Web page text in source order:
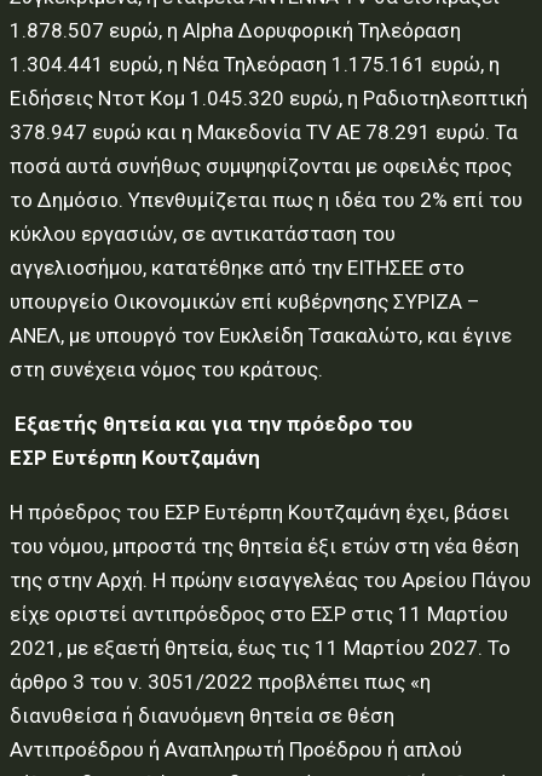
1.878.507 ευρώ, η Alpha Δορυφορική Τηλεόραση
1.304.441 ευρώ, η Νέα Τηλεόραση 1.175.161 ευρώ, η
Ειδήσεις Ντοτ Κομ 1.045.320 ευρώ, η Ραδιοτηλεοπτική
378.947 ευρώ και η Μακεδονία TV ΑΕ 78.291 ευρώ. Τα
ποσά αυτά συνήθως συμψηφίζονται με οφειλές προς
το Δημόσιο. Υπενθυμίζεται πως η ιδέα του 2% επί του
κύκλου εργασιών, σε αντικατάσταση του
αγγελιοσήμου, κατατέθηκε από την ΕΙΤΗΣΕΕ στο
υπουργείο Οικονομικών επί κυβέρνησης ΣΥΡΙΖΑ –
ΑΝΕΛ, με υπουργό τον Ευκλείδη Τσακαλώτο, και έγινε
στη συνέχεια νόμος του κράτους.
Εξαετής θητεία και για την πρόεδρο του
ΕΣΡ Ευτέρπη Κουτζαμάνη
Η πρόεδρος του ΕΣΡ Ευτέρπη Κουτζαμάνη έχει, βάσει
του νόμου, μπροστά της θητεία έξι ετών στη νέα θέση
της στην Αρχή. Η πρώην εισαγγελέας του Αρείου Πάγου
είχε οριστεί αντιπρόεδρος στο ΕΣΡ στις 11 Μαρτίου
2021, με εξαετή θητεία, έως τις 11 Μαρτίου 2027. Το
άρθρο 3 του ν. 3051/2022 προβλέπει πως «η
διανυθείσα ή διανυόμενη θητεία σε θέση
Αντιπροέδρου ή Αναπληρωτή Προέδρου ή απλού